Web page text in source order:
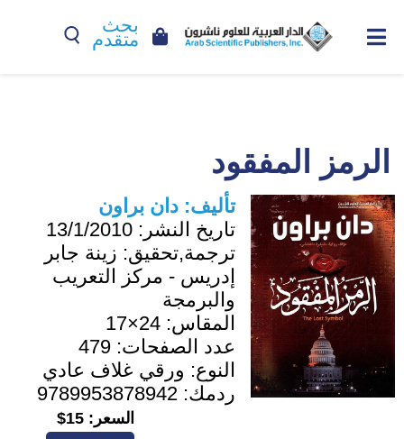
بحث
متقدم
الرمز المفقود
تأليف: دان براون
تاريخ النشر: 13/1/2010
ترجمة,تحقيق: زينة جابر
إدريس - مركز التعريب
والبرمجة
المقاس: 24×17
عدد الصفحات: 479
النوع: ورقي غلاف عادي
ردمك: 9789953878942
السعر: 15$